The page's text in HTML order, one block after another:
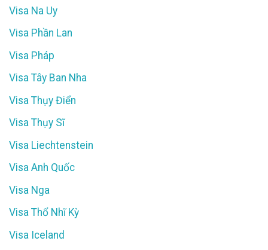
Visa Na Uy
Visa Phần Lan
Visa Pháp
Visa Tây Ban Nha
Visa Thụy Điển
Visa Thụy Sĩ
Visa Liechtenstein
Visa Anh Quốc
Visa Nga
Visa Thổ Nhĩ Kỳ
Visa Iceland